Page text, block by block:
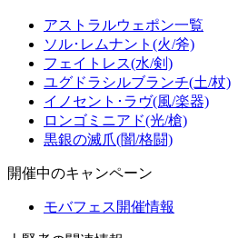
アストラルウェポン一覧
ソル･レムナント(火/斧)
フェイトレス(水/剣)
ユグドラシルブランチ(土/杖)
イノセント･ラヴ(風/楽器)
ロンゴミニアド(光/槍)
黒銀の滅爪(闇/格闘)
開催中のキャンペーン
モバフェス開催情報